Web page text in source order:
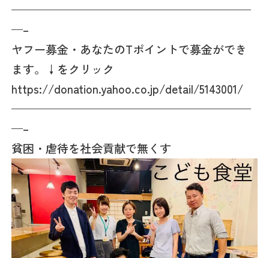
—————————————————————
—–
ヤフー募金・あなたのTポイントで募金ができ
ます。↓をクリック
https://donation.yahoo.co.jp/detail/5143001/
—————————————————————
—–
貧困・虐待を社会貢献で無くす